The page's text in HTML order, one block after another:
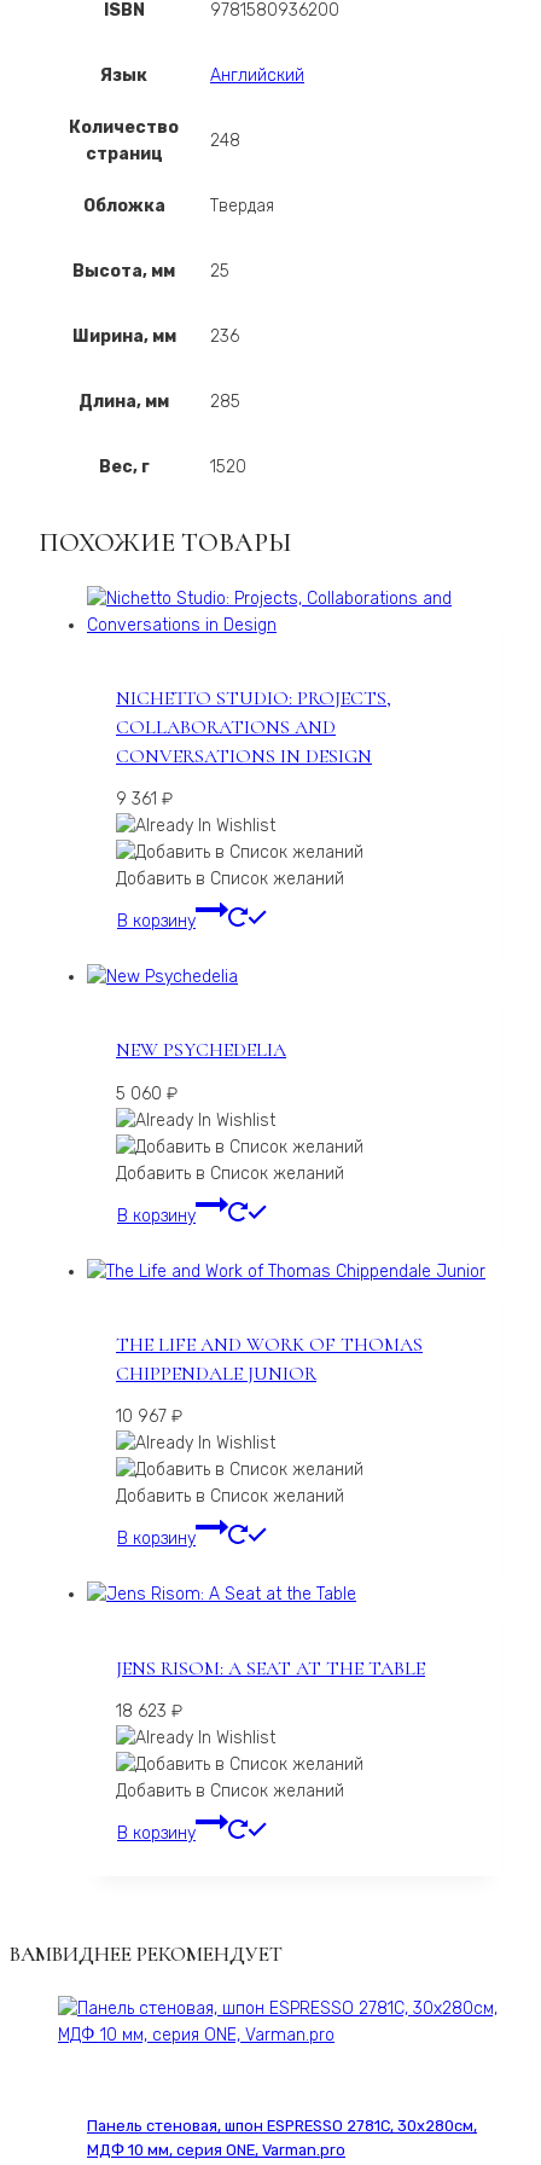
ISBN 9781580936200
Язык Английский
Количество
страниц
248
Обложка Твердая
Высота, мм 25
Ширина, мм 236
Длина, мм 285
Вес, г 1520
ПОХОЖИЕ ТОВАРЫ
NICHETTO STUDIO: PROJECTS,
COLLABORATIONS AND
CONVERSATIONS IN DESIGN
9 361 ₽
Добавить в Список желаний
В корзину
NEW PSYCHEDELIA
5 060 ₽
Добавить в Список желаний
В корзину
THE LIFE AND WORK OF THOMAS
CHIPPENDALE JUNIOR
10 967 ₽
Добавить в Список желаний
В корзину
JENS RISOM: A SEAT AT THE TABLE
18 623 ₽
Добавить в Список желаний
В корзину
ВАМВИДНЕЕ РЕКОМЕНДУЕТ
Панель стеновая, шпон ESPRESSO 2781С, 30х280см,
МДФ 10 мм, серия ONE, Varman.pro